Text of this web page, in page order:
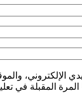
الإلكتروني،
المرة المقبلة في